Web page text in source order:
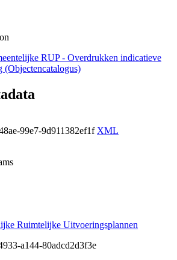
RUP - Overdrukken indicatieve
(Objectencatalogus)
99e7-9d911382ef1f XML
Ruimtelijke Uitvoeringsplannen
a144-80adcd2d3f3e